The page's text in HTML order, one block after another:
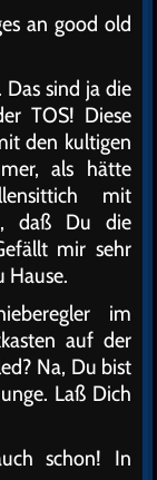
an good old
sind ja die
TOS! Diese
den kultigen
als hätte
mit
daß Du die
mir sehr
Hause.
im
auf der
Na, Du bist
Laß Dich
schon! In